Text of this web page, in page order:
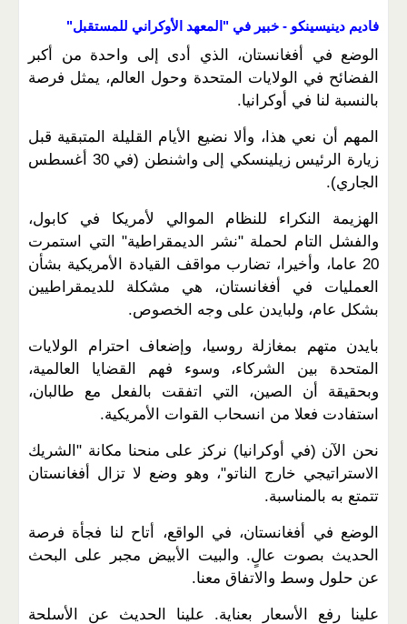
فاديم دينيسينكو - خبير في "المعهد الأوكراني للمستقبل"
الوضع في أفغانستان، الذي أدى إلى واحدة من أكبر
الفضائح في الولايات المتحدة وحول العالم، يمثل فرصة
بالنسبة لنا في أوكرانيا.
المهم أن نعي هذا، وألا نضيع الأيام القليلة المتبقية قبل
زيارة الرئيس زيلينسكي إلى واشنطن (في 30 أغسطس
الجاري).
الهزيمة النكراء للنظام الموالي لأمريكا في كابول،
والفشل التام لحملة "نشر الديمقراطية" التي استمرت
20 عاما، وأخيرا، تضارب مواقف القيادة الأمريكية بشأن
العمليات في أفغانستان، هي مشكلة للديمقراطيين
بشكل عام، ولبايدن على وجه الخصوص.
بايدن متهم بمغازلة روسيا، وإضعاف احترام الولايات
المتحدة بين الشركاء، وسوء فهم القضايا العالمية،
وبحقيقة أن الصين، التي اتفقت بالفعل مع طالبان،
استفادت فعلا من انسحاب القوات الأمريكية.
نحن الآن (في أوكرانيا) نركز على منحنا مكانة "الشريك
الاستراتيجي خارج الناتو"، وهو وضع لا تزال أفغانستان
تتمتع به بالمناسبة.
الوضع في أفغانستان، في الواقع، أتاح لنا فجأة فرصة
الحديث بصوت عالٍ. والبيت الأبيض مجبر على البحث
عن حلول وسط والاتفاق معنا.
علينا رفع الأسعار بعناية. علينا الحديث عن الأسلحة